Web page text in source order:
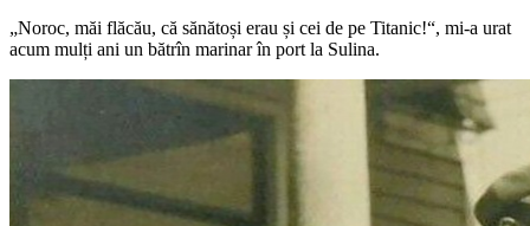
„Noroc, măi flăcău, că sănătoși erau și cei de pe Titanic!“, mi-a urat
acum mulți ani un bătrîn marinar în port la Sulina.